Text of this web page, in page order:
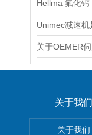
关于OEMER
关于我们
关于我们